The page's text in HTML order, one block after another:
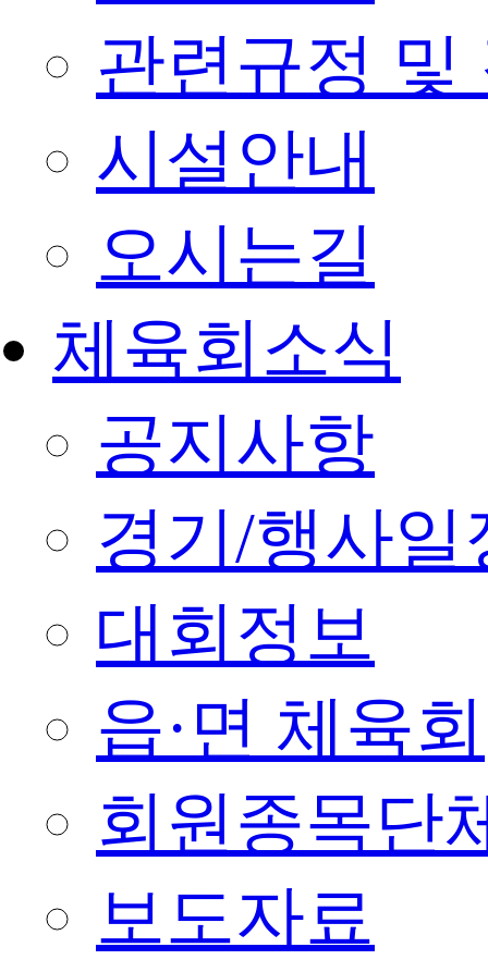
관련규정 및
시설안내
오시는길
체육회소식
공지사항
경기/행사일
대회정보
읍·면 체육회
회원종목단
보도자료